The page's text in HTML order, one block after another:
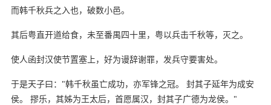
而韩千秋兵之入也，破数小邑。
其后粤直开道给食，未至番禺四十里，粤以兵击千秋等，灭之。
使人函封汉使节置塞上，好为谩辞谢罪，发兵守要害处。
于是天子曰："韩千秋虽亡成功，亦军锋之冠。 封其子延年为成安
侯。 摎乐，其姊为王太后，首愿属汉，封其子广德为龙侯。"